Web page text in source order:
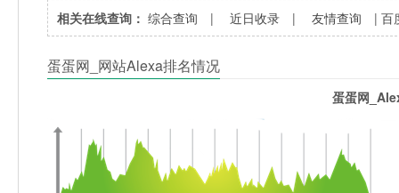
相关在线查询： 综合查询 |近日收录 |友情查询 |百
蛋蛋网_网站Alexa排名情况
蛋蛋网